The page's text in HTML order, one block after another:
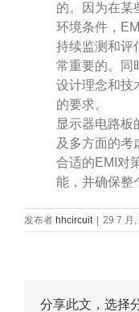
的。因为在某
环境条件，
持续监测和评
常重要的。同
设计理念和技
的要求。
显示器电路板
及多方面的考
合适的EMI对
能，并确保整
发布者 hhcircuit 29 7 月,
分享此文，选择